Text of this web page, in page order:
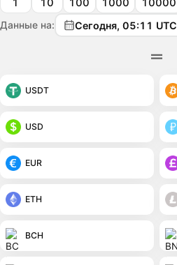
1 10 100 1000 10000
Данные на: Сегодня, 05:11 UTC
USDT
USD
EUR
ETH
BCH